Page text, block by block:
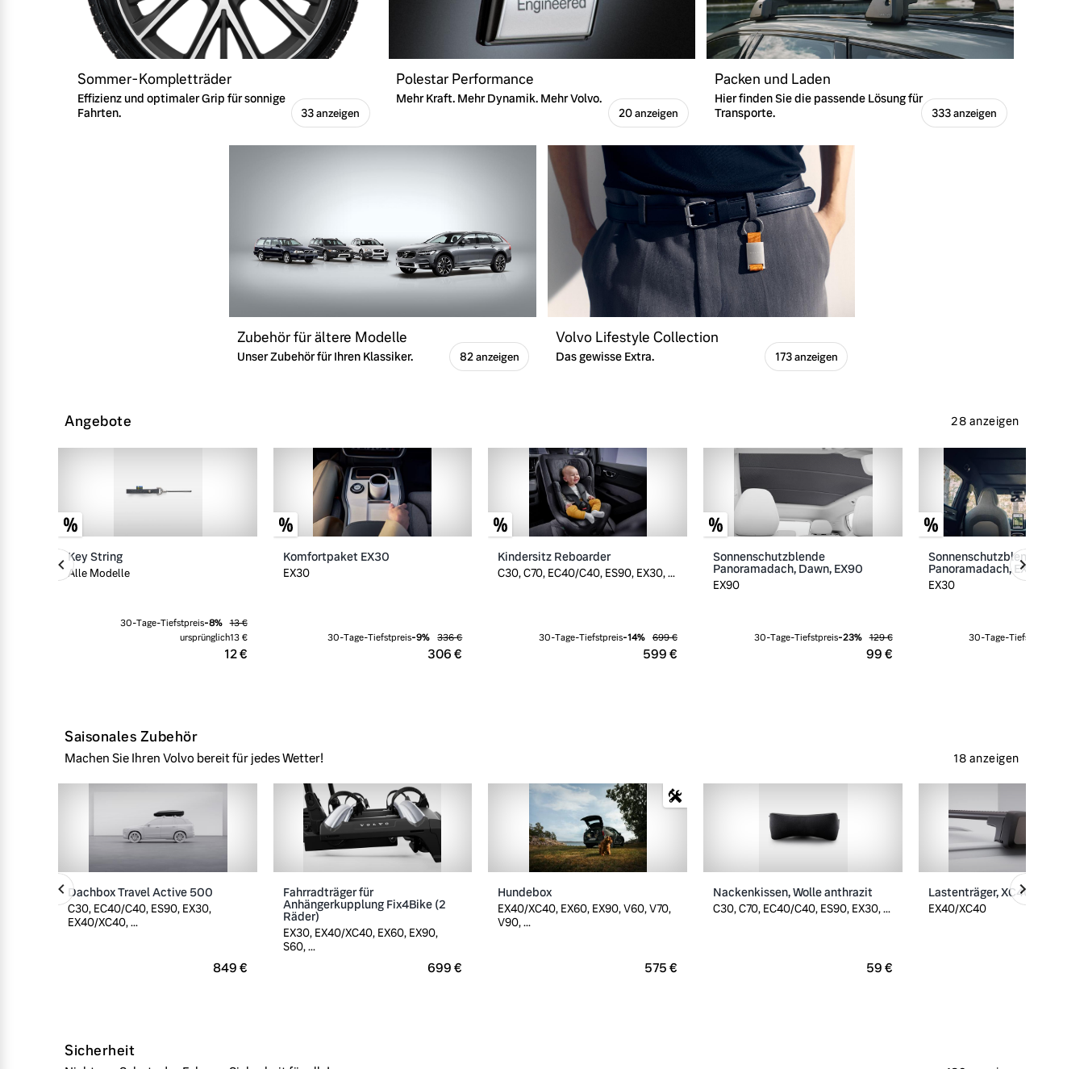
Sommer-Kompletträder
Effizienz und optimaler Grip für sonnige
Fahrten.
33 anzeigen
Polestar Performance
Mehr Kraft. Mehr Dynamik. Mehr Volvo.
20 anzeigen
Packen und Laden
Hier finden Sie die passende Lösung für
Transporte.
333 anzeigen
Zubehör für ältere Modelle
Unser Zubehör für Ihren Klassiker. 82 anzeigen
Volvo Lifestyle Collection
Das gewisse Extra. 173 anzeigen
Angebote 28 anzeigen
Key String
Alle Modelle
12 €
30-Tage-Tiefstpreis-8%
13 €
ursprünglich13 €
Komfortpaket EX30
EX30
306 €
30-Tage-Tiefstpreis-9% 336 €
Kindersitz Reboarder
C30, C70, EC40/C40, ES90, EX30, ...
599 €
30-Tage-Tiefstpreis-14% 699 €
Sonnenschutzblende
Panoramadach, Dawn, EX90
EX90
99 €
30-Tage-Tiefstpreis-23% 129 €
Sonnenschutzblende
Panoramadach, EX30
EX30
30-Tage-Tiefstpreis
Saisonales Zubehör
Machen Sie Ihren Volvo bereit für jedes Wetter! 18 anzeigen
Dachbox Travel Active 500
C30, EC40/C40, ES90, EX30,
EX40/XC40, ...
849 €
Fahrradträger für
Anhängerkupplung Fix4Bike (2
Räder)
EX30, EX40/XC40, EX60, EX90,
S60, ...
699 €
Hundebox
EX40/XC40, EX60, EX90, V60, V70,
V90, ...
575 €
Nackenkissen, Wolle anthrazit
C30, C70, EC40/C40, ES90, EX30, ...
59 €
Lastenträger, XC40/EX40
EX40/XC40
Sicherheit